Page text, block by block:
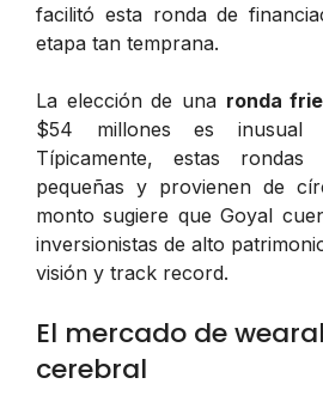
facilitó esta ronda de
etapa tan temprana.
La elección de una ronda
$54 millones es inusual
Típicamente, estas
pequeñas y provienen de
monto sugiere que Goyal
inversionistas de alto
visión y track record.
El mercado de
cerebral